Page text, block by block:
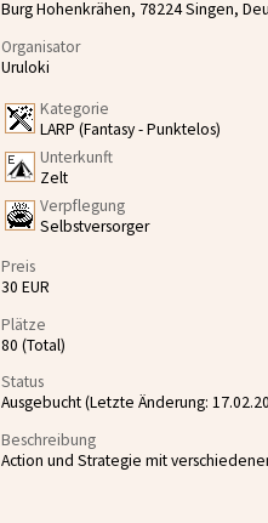
Burg Hohenkrähen, 78224 Singen,
Organisator
Uruloki
Kategorie
LARP (Fantasy - Punktelos)
Unterkunft
Zelt
Verpflegung
Selbstversorger
Preis
30 EUR
Plätze
80 (Total)
Status
Ausgebucht (Letzte Änderung:
Beschreibung
Action und Strategie mit